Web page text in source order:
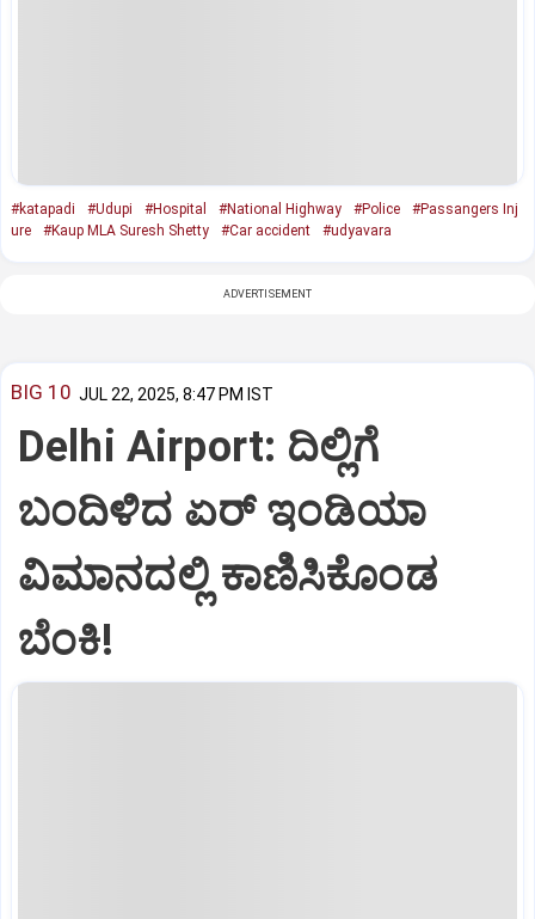
#katapadi #Udupi #Hospital #National Highway #Police
#Passangers Inj
ure
#Kaup MLA Suresh Shetty #Car accident #udyavara
ADVERTISEMENT
BIG 10 JUL 22, 2025, 8:47 PM IST
Delhi Airport: ದಿಲ್ಲಿಗೆ
ಬಂದಿಳಿದ ಏರ್‌ ಇಂಡಿಯಾ
ವಿಮಾನದಲ್ಲಿ ಕಾಣಿಸಿಕೊಂಡ
ಬೆಂಕಿ!